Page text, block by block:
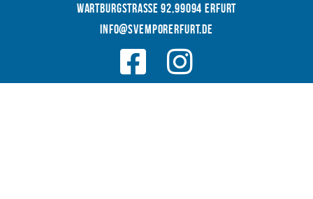
WARTBURGSTRAße 92,99094 Erfurt
INFO@SVEMPORERFURT.de